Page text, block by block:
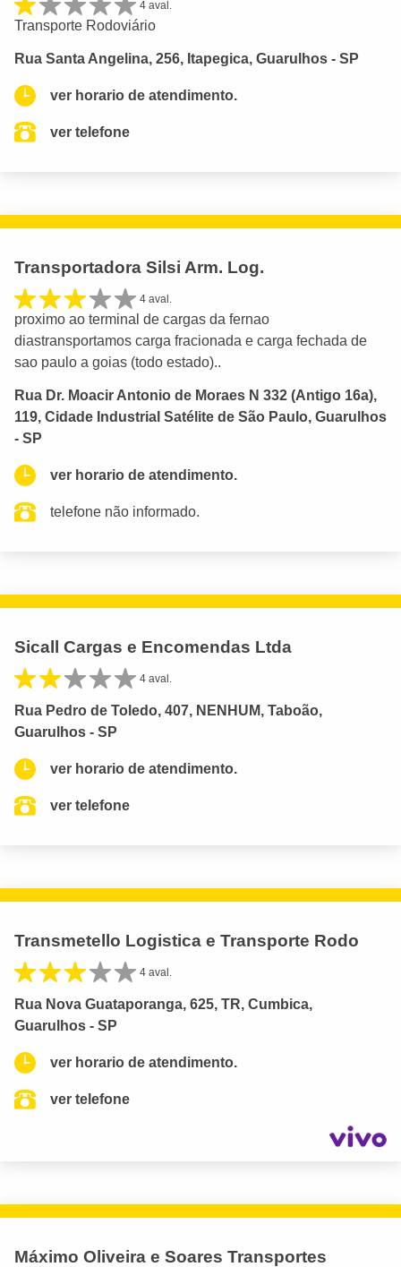
4 aval.
Transporte Rodoviário
Rua Santa Angelina, 256, Itapegica, Guarulhos - SP
ver horario de atendimento.
ver telefone
Transportadora Silsi Arm. Log.
4 aval.
proximo ao terminal de cargas da fernao
diastransportamos carga fracionada e carga fechada de
sao paulo a goias (todo estado)..
Rua Dr. Moacir Antonio de Moraes N 332 (Antigo 16a),
119, Cidade Industrial Satélite de São Paulo, Guarulhos
- SP
ver horario de atendimento.
telefone não informado.
Sicall Cargas e Encomendas Ltda
4 aval.
Rua Pedro de Toledo, 407, NENHUM, Taboão,
Guarulhos - SP
ver horario de atendimento.
ver telefone
Transmetello Logistica e Transporte Rodo
4 aval.
Rua Nova Guataporanga, 625, TR, Cumbica,
Guarulhos - SP
ver horario de atendimento.
ver telefone
Máximo Oliveira e Soares Transportes